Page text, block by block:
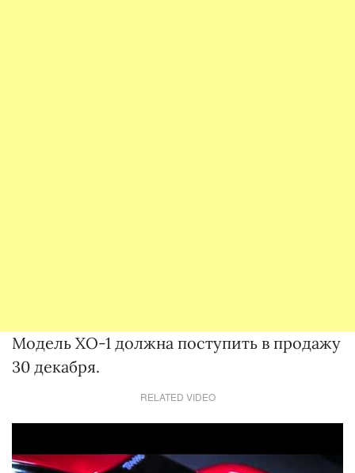
Модель XO-1 должна поступить в продажу
30 декабря.
RELATED VIDEO